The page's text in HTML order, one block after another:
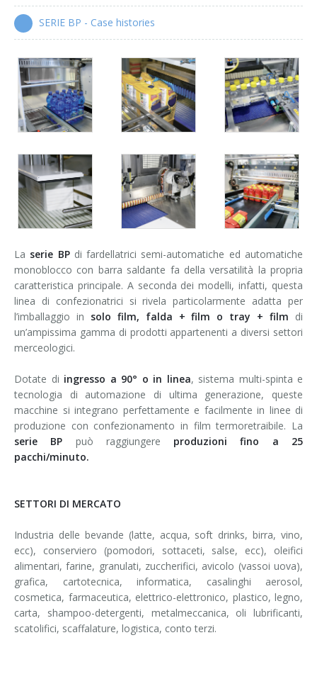
SERIE BP - Case histories
La serie BPdi fardellatrici semi-automatiche ed automatiche
monoblocco con barra saldante fa della versatilità la propria
caratteristica principale. A seconda dei modelli, infatti, questa
linea di confezionatrici si rivela particolarmente adatta per
l’imballaggio in solo film, falda + film o tray + film di
un’ampissima gamma di prodotti appartenenti a diversi settori
merceologici.
Dotate di ingresso a 90° o in linea, sistema multi-spinta e
tecnologia di automazione di ultima generazione, queste
macchine si integrano perfettamente e facilmente in linee di
produzione con confezionamento in film termoretraibile. La
serie BP può raggiungere produzioni fino a 25
pacchi/minuto.
SETTORI DI MERCATO
Industria delle bevande (latte, acqua, soft drinks, birra, vino,
ecc), conserviero (pomodori, sottaceti, salse, ecc), oleifici
alimentari, farine, granulati, zuccherifici, avicolo (vassoi uova),
grafica, cartotecnica, informatica, casalinghi aerosol,
cosmetica, farmaceutica, elettrico-elettronico, plastico, legno,
carta, shampoo-detergenti, metalmeccanica, oli lubrificanti,
scatolifici, scaffalature, logistica, conto terzi.